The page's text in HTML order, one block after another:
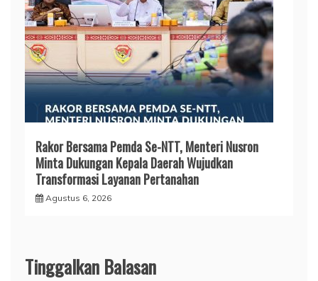
Rakor Bersama Pemda Se-NTT, Menteri Nusron
Minta Dukungan Kepala Daerah Wujudkan
Transformasi Layanan Pertanahan
Agustus 6, 2026
Tinggalkan Balasan